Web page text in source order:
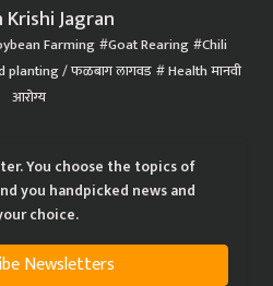
Jagran
Farming Goat Rearing Chili
planting / फळबाग लागवड Health मानवी
आरोग्य
You choose the topics of
you handpicked news and
choice.
Newsletters